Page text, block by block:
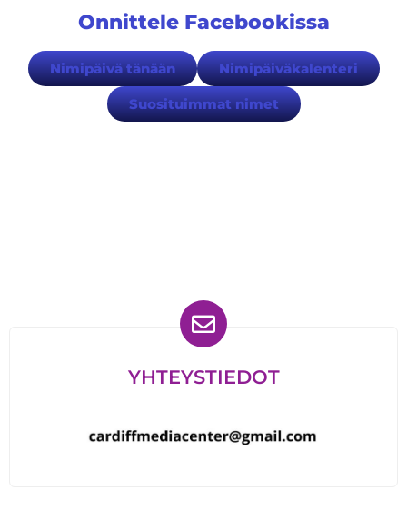
Onnittele Facebookissa
Nimipäivä tänään Nimipäiväkalenteri
Suosituimmat nimet
YHTEYSTIEDOT